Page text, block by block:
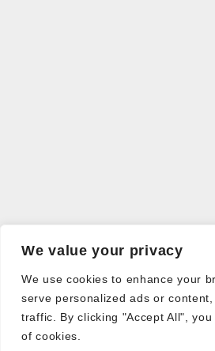
We value your privacy
We use cookies to enhance your
serve personalized ads or
traffic. By clicking "Accept All",
of cookies.